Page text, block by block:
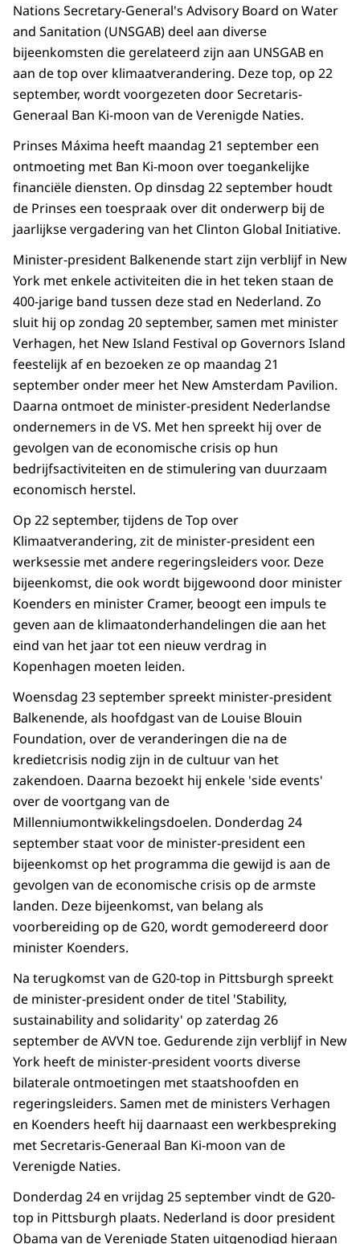
Nations Secretary-General's Advisory Board on Water
and Sanitation (UNSGAB) deel aan diverse
bijeenkomsten die gerelateerd zijn aan UNSGAB en
aan de top over klimaatverandering. Deze top, op 22
september, wordt voorgezeten door Secretaris-
Generaal Ban Ki-moon van de Verenigde Naties.
Prinses Máxima heeft maandag 21 september een
ontmoeting met Ban Ki-moon over toegankelijke
financiële diensten. Op dinsdag 22 september houdt
de Prinses een toespraak over dit onderwerp bij de
jaarlijkse vergadering van het Clinton Global Initiative.
Minister-president Balkenende start zijn verblijf in New
York met enkele activiteiten die in het teken staan de
400-jarige band tussen deze stad en Nederland. Zo
sluit hij op zondag 20 september, samen met minister
Verhagen, het New Island Festival op Governors Island
feestelijk af en bezoeken ze op maandag 21
september onder meer het New Amsterdam Pavilion.
Daarna ontmoet de minister-president Nederlandse
ondernemers in de VS. Met hen spreekt hij over de
gevolgen van de economische crisis op hun
bedrijfsactiviteiten en de stimulering van duurzaam
economisch herstel.
Op 22 september, tijdens de Top over
Klimaatverandering, zit de minister-president een
werksessie met andere regeringsleiders voor. Deze
bijeenkomst, die ook wordt bijgewoond door minister
Koenders en minister Cramer, beoogt een impuls te
geven aan de klimaatonderhandelingen die aan het
eind van het jaar tot een nieuw verdrag in
Kopenhagen moeten leiden.
Woensdag 23 september spreekt minister-president
Balkenende, als hoofdgast van de Louise Blouin
Foundation, over de veranderingen die na de
kredietcrisis nodig zijn in de cultuur van het
zakendoen. Daarna bezoekt hij enkele 'side events'
over de voortgang van de
Millenniumontwikkelingsdoelen. Donderdag 24
september staat voor de minister-president een
bijeenkomst op het programma die gewijd is aan de
gevolgen van de economische crisis op de armste
landen. Deze bijeenkomst, van belang als
voorbereiding op de G20, wordt gemodereerd door
minister Koenders.
Na terugkomst van de G20-top in Pittsburgh spreekt
de minister-president onder de titel 'Stability,
sustainability and solidarity' op zaterdag 26
september de AVVN toe. Gedurende zijn verblijf in New
York heeft de minister-president voorts diverse
bilaterale ontmoetingen met staatshoofden en
regeringsleiders. Samen met de ministers Verhagen
en Koenders heeft hij daarnaast een werkbespreking
met Secretaris-Generaal Ban Ki-moon van de
Verenigde Naties.
Donderdag 24 en vrijdag 25 september vindt de G20-
top in Pittsburgh plaats. Nederland is door president
Obama van de Verenigde Staten uitgenodigd hieraan